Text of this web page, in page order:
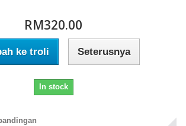
RM320.00
ke troli Seterusnya
In stock